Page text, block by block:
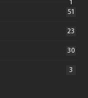
1
51
23
30
3